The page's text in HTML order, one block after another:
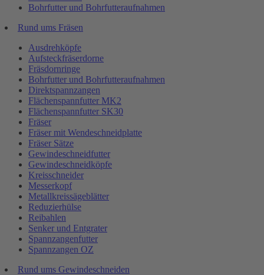
Bohrfutter und Bohrfutteraufnahmen
Rund ums Fräsen
Ausdrehköpfe
Aufsteckfräserdorne
Fräsdornringe
Bohrfutter und Bohrfutteraufnahmen
Direktspannzangen
Flächenspannfutter MK2
Flächenspannfutter SK30
Fräser
Fräser mit Wendeschneidplatte
Fräser Sätze
Gewindeschneidfutter
Gewindeschneidköpfe
Kreisschneider
Messerkopf
Metallkreissägeblätter
Reduzierhülse
Reibahlen
Senker und Entgrater
Spannzangenfutter
Spannzangen OZ
Rund ums Gewindeschneiden